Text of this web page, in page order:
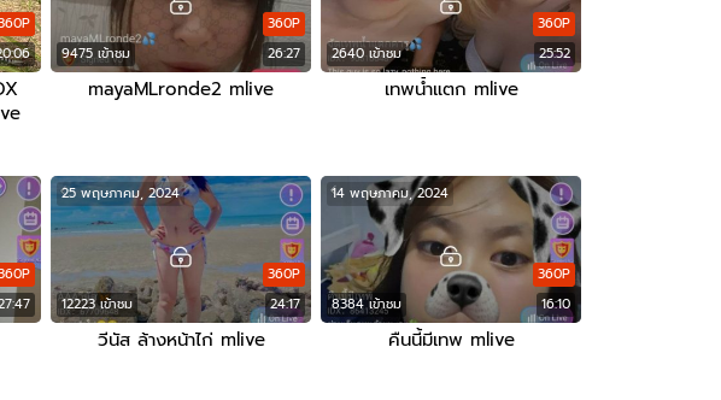
9475 เข้าชม 26:27
360P
mayaMLronde2 mlive
2640 เข้าชม 25:52
360P
เทพน้ำแตก mlive
12223 เข้าชม 24:17
360P
25 พฤษภาคม, 2024
วีนัส ล้างหน้าไก่ mlive
8384 เข้าชม 16:10
360P
14 พฤษภาคม, 2024
คืนนี้มีเทพ mlive